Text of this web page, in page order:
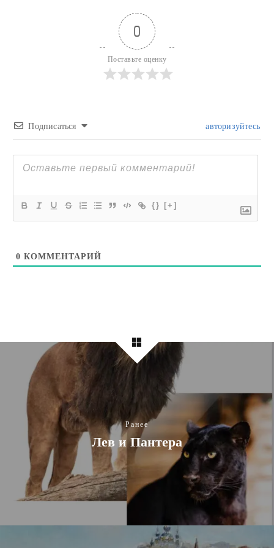
0
Поставьте оценку
Подписаться авторизуйтесь
{} [+]
0 КОММЕНТАРИЙ
Ранее
Лев и Пантера